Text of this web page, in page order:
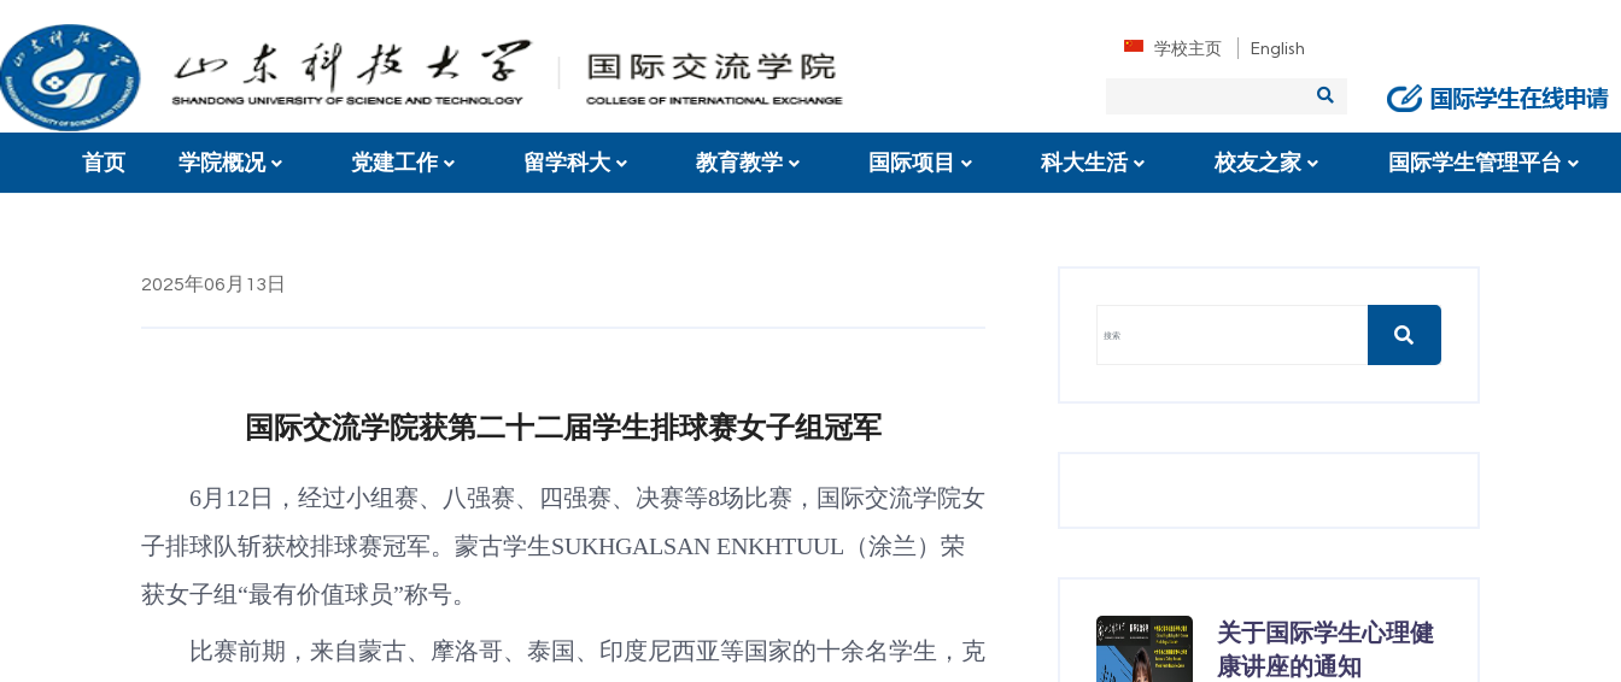
学校主页 English
首页 学院概况 党建工作 留学科大 教育教学 国际项目 科大生活 校友之家 国际学生管理平台
2025年06月13日
国际交流学院获第二十二届学生排球赛女子组冠军
6月12日，经过小组赛、八强赛、四强赛、决赛等8场比赛，国际交流学院女
子排球队斩获校排球赛冠军。蒙古学生SUKHGALSAN ENKHTUUL（涂兰）荣
获女子组“最有价值球员”称号。
比赛前期，来自蒙古、摩洛哥、泰国、印度尼西亚等国家的十余名学生，克
关于国际学生心理健
康讲座的通知